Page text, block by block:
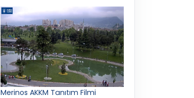
Merinos AKKM Tanıtım Filmi